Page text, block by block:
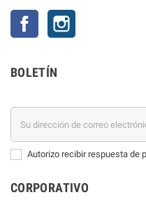
Facebook
BOLETÍN
Autorizo recibir respuesta de
CORPORATIVO